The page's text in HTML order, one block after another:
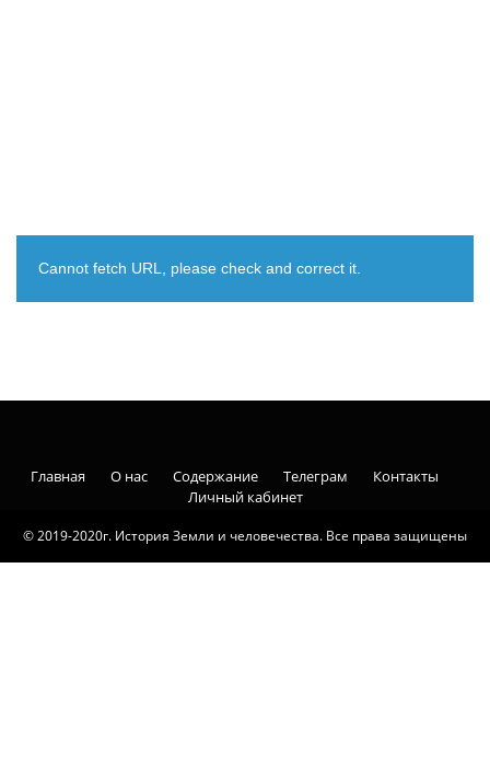
Cannot fetch URL, please check and correct it.
© 2019-2020г. История Земли и человечества. Все права защищены
Главная О нас Содержание Телеграм
Контакты
Личный кабинет